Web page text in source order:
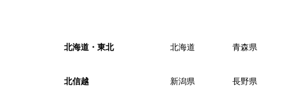
北海道・東北 北海道 青森県
北信越 新潟県 長野県